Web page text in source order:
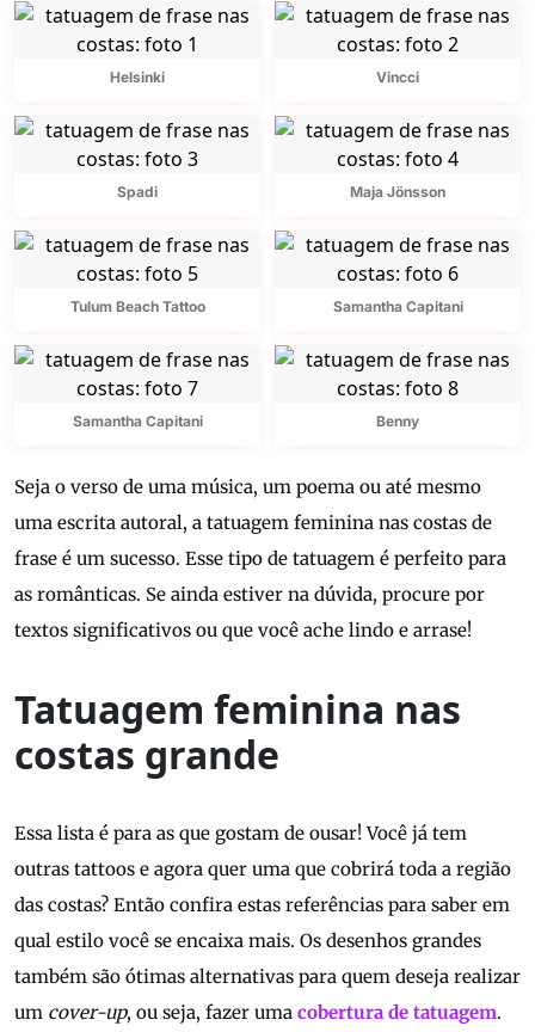
Helsinki Vincci
Spadi Maja Jönsson
Tulum Beach Tattoo Samantha Capitani
Samantha Capitani Benny
Seja o verso de uma música, um poema ou até mesmo
uma escrita autoral, a tatuagem feminina nas costas de
frase é um sucesso. Esse tipo de tatuagem é perfeito para
as românticas. Se ainda estiver na dúvida, procure por
textos significativos ou que você ache lindo e arrase!
Tatuagem feminina nas
costas grande
Essa lista é para as que gostam de ousar! Você já tem
outras tattoos e agora quer uma que cobrirá toda a região
das costas? Então confira estas referências para saber em
qual estilo você se encaixa mais. Os desenhos grandes
também são ótimas alternativas para quem deseja realizar
um cover-up, ou seja, fazer uma cobertura de tatuagem.